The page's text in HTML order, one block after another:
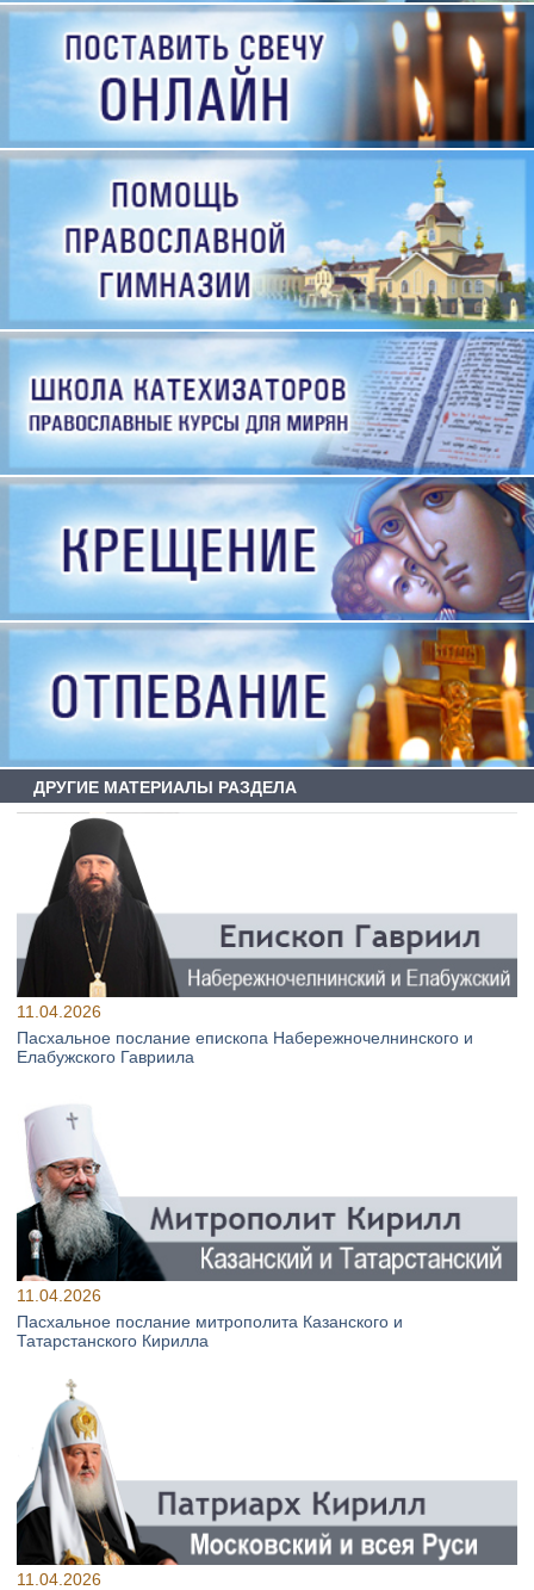
ДРУГИЕ МАТЕРИАЛЫ РАЗДЕЛА
11.04.2026
Пасхальное послание епископа Набережночелнинского и
Елабужского Гавриила
11.04.2026
Пасхальное послание митрополита Казанского и
Татарстанского Кирилла
11.04.2026